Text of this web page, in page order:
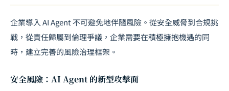
企業導入 AI Agent 不可避免地伴隨風險。從安全威脅到合規挑
戰，從責任歸屬到倫理爭議，企業需要在積極擁抱機遇的同
時，建立完善的風險治理框架。
安全風險：AI Agent 的新型攻擊面